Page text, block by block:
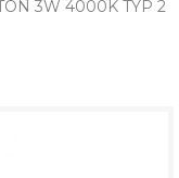
3W 4000K TYP 2